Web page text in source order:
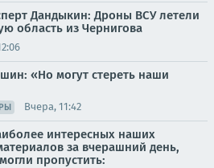
Дандыкин: Дроны ВСУ летели
область из Чернигова
«Но могут стереть наши
Вчера, 11:42
интересных наших
за вчерашний день,
пропустить: